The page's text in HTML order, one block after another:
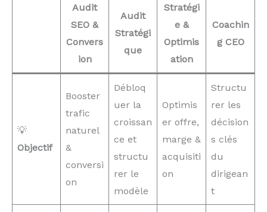
Audit
SEO &
Convers
ion
Audit
Stratégi
que
Stratégi
e &
Optimis
ation
Coachin
g CEO
💡
Objectif
Booster
trafic
naturel
&
conversi
on
Débloq
uer la
croissan
ce et
structu
rer le
modèle
Optimis
er offre,
marge &
acquisiti
on
Structu
rer les
décision
s clés
du
dirigean
t